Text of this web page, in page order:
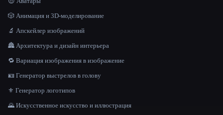
🎲 Анимация и 3D-моделирование
🔬 Апскейлер изображений
🏯 Архитектура и дизайн интерьера
🔁 Вариация изображения в изображение
🪪 Генератор выстрелов в голову
⚜️ Генератор логотипов
🌄 Искусственное искусство и иллюстрация